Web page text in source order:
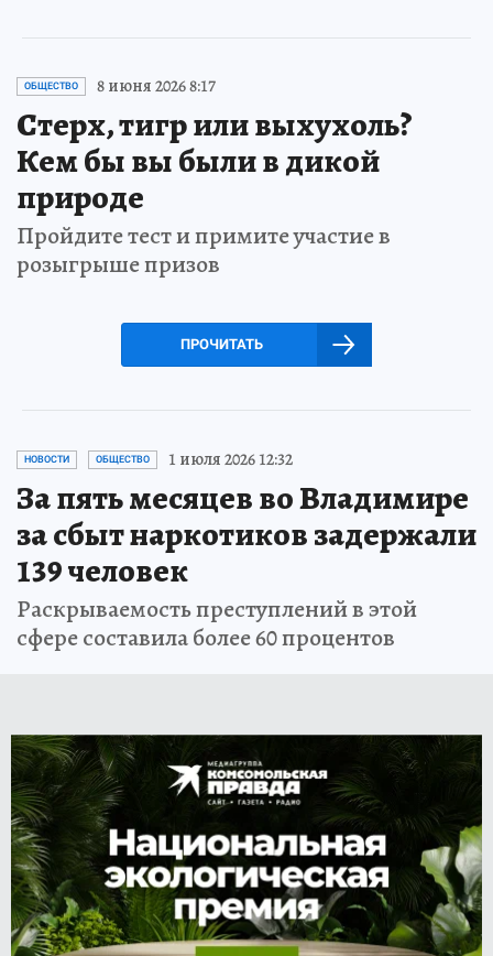
ОБЩЕСТВО 8 июня 2026 8:17
Стерх, тигр или выхухоль?
Кем бы вы были в дикой
природе
Пройдите тест и примите участие в
розыгрыше призов
ПРОЧИТАТЬ
НОВОСТИ ОБЩЕСТВО 1 июля 2026 12:32
За пять месяцев во Владимире
за сбыт наркотиков задержали
139 человек
Раскрываемость преступлений в этой
сфере составила более 60 процентов